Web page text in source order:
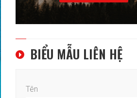
BIỂU MẪU LIÊN HỆ
Tên